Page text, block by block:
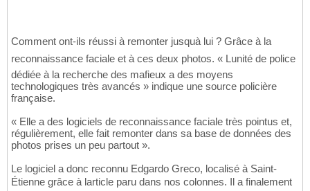
Comment ont-ils réussi à remonter jusquà lui ? Grâce à la
reconnaissance faciale et à ces deux photos. « Lunité de police
dédiée à la recherche des mafieux a des moyens
technologiques très avancés » indique une source policière
française.
« Elle a des logiciels de reconnaissance faciale très pointus et,
régulièrement, elle fait remonter dans sa base de données des
photos prises un peu partout ».
Le logiciel a donc reconnu Edgardo Greco, localisé à Saint-
Étienne grâce à larticle paru dans nos colonnes. Il a finalement